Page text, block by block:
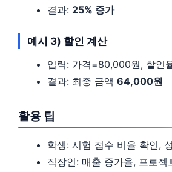
결과: 25% 증가
예시 3) 할인 계산
입력: 가격=80,000원, 할인
결과: 최종 금액 64,000원
활용 팁
학생: 시험 점수 비율 확인,
직장인: 매출 증가율, 프로젝